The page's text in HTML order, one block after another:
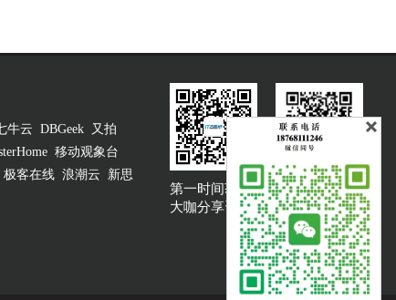
牛云 DBGeek
又拍
移动观象台
极客在线 浪潮云
新思
第一时间获取
大咖分享资讯
大咖说吐槽客服